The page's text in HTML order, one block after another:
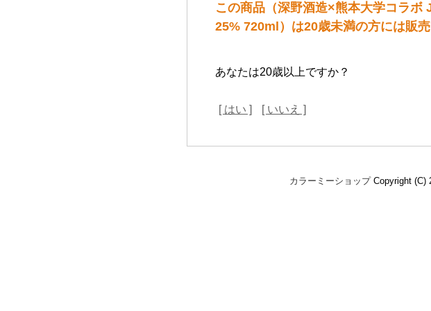
この商品（深野酒造×熊本大学コラボ
25% 720ml）は20歳未満の方には販売
あなたは20歳以上ですか？
[ はい ] [ いいえ ]
カラーミーショップCopyright (C)